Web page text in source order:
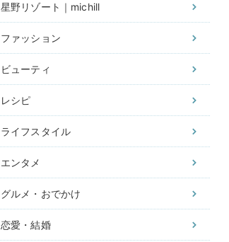
星野リゾート｜michill
ファッション
ビューティ
レシピ
ライフスタイル
エンタメ
グルメ・おでかけ
恋愛・結婚